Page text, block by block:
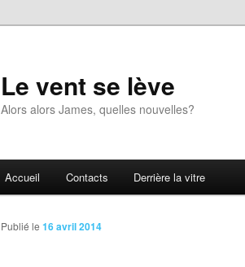
Le vent se lève
Alors alors James, quelles nouvelles?
Accueil Contacts Derrière la vitre
Publié le 16 avril 2014